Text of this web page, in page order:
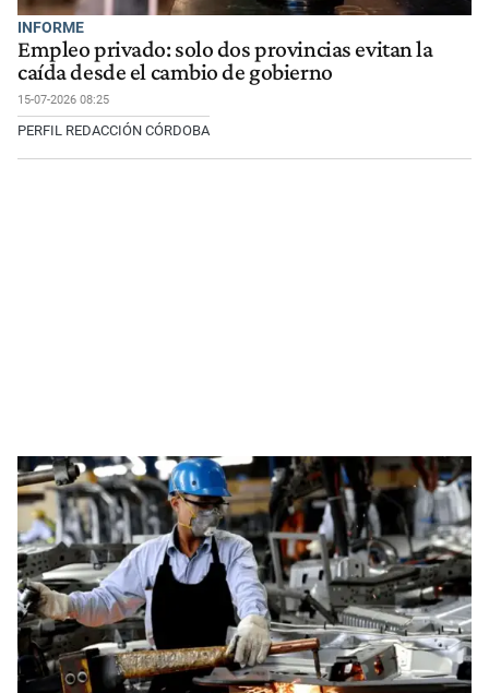
INFORME
Empleo privado: solo dos provincias evitan la
caída desde el cambio de gobierno
15-07-2026 08:25
PERFIL REDACCIÓN CÓRDOBA